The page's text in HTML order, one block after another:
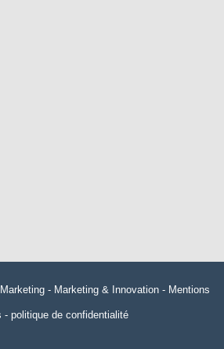
- Marketing & Innovation - Mentions
- politique de confidentialité